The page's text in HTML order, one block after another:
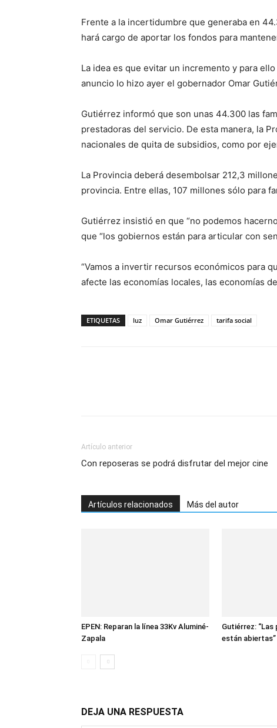
Frente a la incertidumbre que generaba en
hará cargo de aportar los fondos para
La idea es que evitar un incremento y para
anuncio lo hizo ayer el gobernador Omar
Gutiérrez informó que son unas 44.300 las
prestadoras del servicio. De esta manera, la
nacionales de quita de subsidios, como por
La Provincia deberá desembolsar 212,3
provincia. Entre ellas, 107 millones sólo para
Gutiérrez insistió en que “no podemos
que “los gobiernos están para articular con
“Vamos a invertir recursos económicos para
afecte las economías locales, las economías
ETIQUETAS luz Omar Gutiérrez tarifa social
Artículo anterior
Con reposeras se podrá disfrutar del mejor cine
Artículos relacionados Más del autor
EPEN: Reparan la línea 33Kv Aluminé-
Zapala
Gutiérrez:
están abiertas”
DEJA UNA RESPUESTA